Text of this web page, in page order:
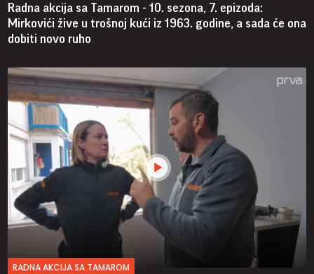
Radna akcija sa Tamarom - 10. sezona, 7. epizoda:
Mirkovići žive u trošnoj kući iz 1963. godine, a sada će ona
dobiti novo ruho
RADNA AKCIJA SA TAMAROM